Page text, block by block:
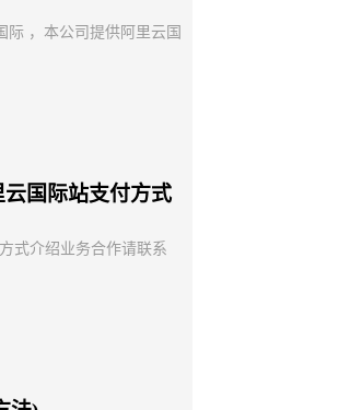
际 ，本公司提供阿里云国
国际站支付方式
式介绍业务合作请联系